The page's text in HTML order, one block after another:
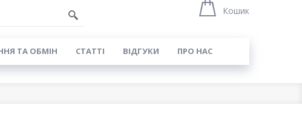
Кошик
ТА ОБМІН СТАТТІ ВІДГУКИ ПРО НАС